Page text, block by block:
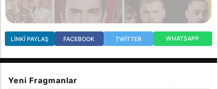
LINKI PAYLAŞ FACEBOOK TWITTER WHATSAPP
Yeni Fragmanlar